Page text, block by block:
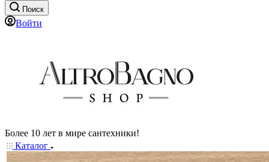
Поиск
Войти
Более 10 лет в мире сантехники!
Каталог